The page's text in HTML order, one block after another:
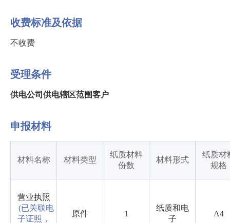
收费标准及依据
不收费
受理条件
供电公司供电辖区范围客户
申报材料
材料名称 材料类型
纸质材料
份数
材料形式
纸质材
规格
营业执照
(已关联电
子证照，
原件 1
纸质和电
子
A4